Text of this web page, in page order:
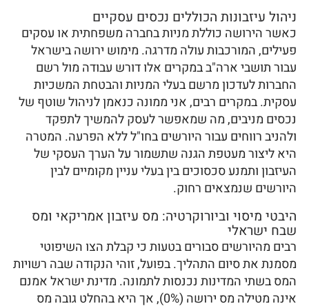
ניהול עיזבונות הכוללים נכסים עסקיים
כאשר הירושה כוללת מניות בחברה משפחתית או עסקים
פעילים, המורכבות עולה מדרגה. מימוש ירושה בישראל
עבור תושבי ארה"ב במקרים אלו דורש עבודה מול רשם
החברות לעדכון מרשם בעלי המניות והבטחת המשכיות
עסקית. במקרים רבים, אני ממונה כנאמן לניהול שוטף של
נכסים מניבים, מה שמאפשר לעסק להמשיך לתפקד
ולהניב רווחים עבור היורשים בחו"ל ללא הפרעה. המטרה
היא ליצור מעטפת הגנה שתשמור על הערך העסקי של
העיזבון ותמנע סכסוכים בין בעלי עניין מקומיים לבין
היורשים שנמצאים רחוק.
היבטי מיסוי וביורוקרטיה: מס עיזבון אמריקאי ומס
שבח ישראלי
רבים מהיורשים סבורים בטעות כי קבלת הצו השיפוטי
מסמנת את סיום התהליך. בפועל, זוהי הנקודה שבה רשויות
המס בשתי המדינות נכנסות לתמונה. מדינת ישראל אמנם
אינה מטילה מס ירושה (0%), אך היא בהחלט גובה מס